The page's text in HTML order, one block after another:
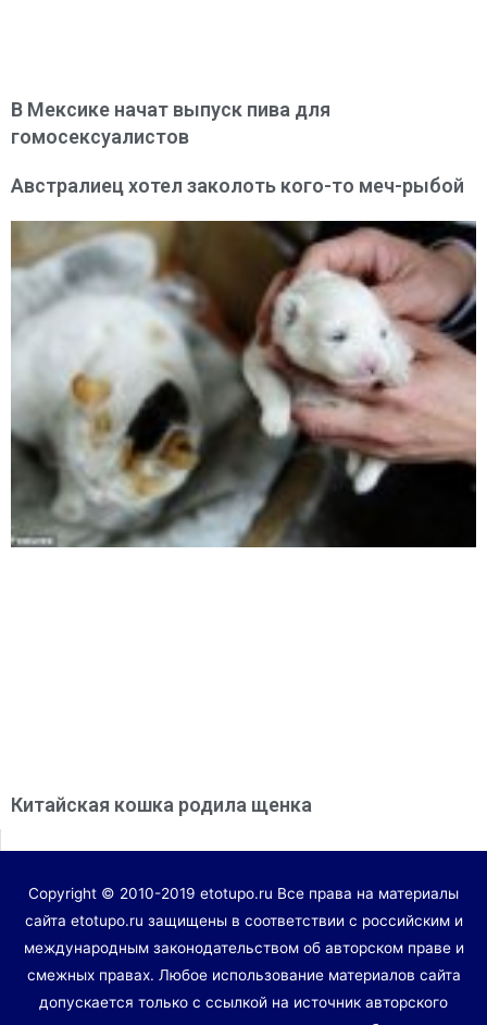
В Мексике начат выпуск пива для
гомосексуалистов
Австралиец хотел заколоть кого-то меч-рыбой
Китайская кошка родила щенка
Copyright © 2010-2019 etotupo.ru Все права на материалы
сайта etotupo.ru защищены в соответствии с российским и
международным законодательством об авторском праве и
смежных правах. Любое использование материалов сайта
допускается только с ссылкой на источник авторского